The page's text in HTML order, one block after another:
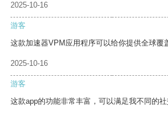
2025-10-16
游客
这款加速器VPM应用程序可以给你提供全球覆
2025-10-16
游客
这款app的功能非常丰富，可以满足我不同的社